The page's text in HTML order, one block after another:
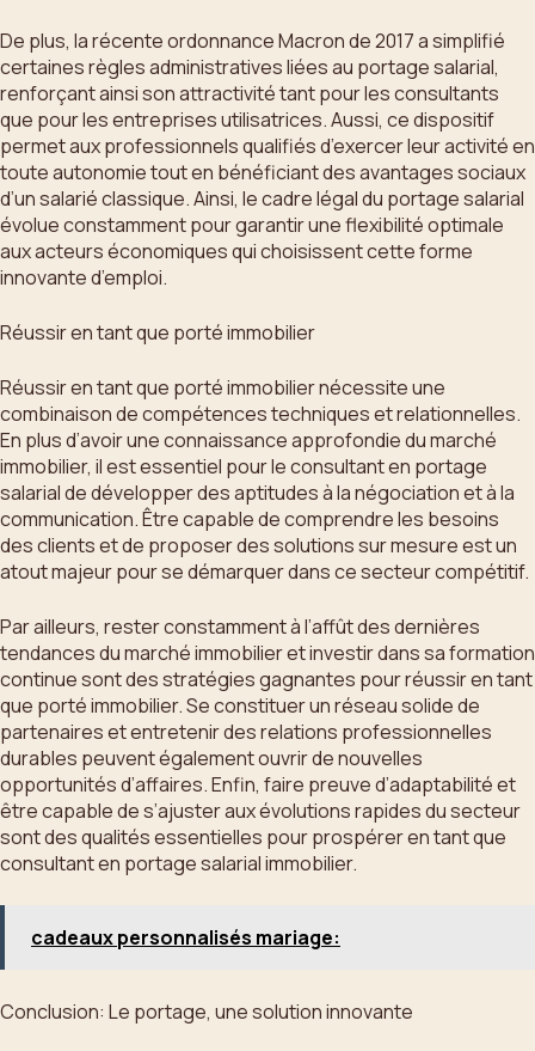
De plus, la récente ordonnance Macron de 2017 a simplifié
certaines règles administratives liées au portage salarial,
renforçant ainsi son attractivité tant pour les consultants
que pour les entreprises utilisatrices. Aussi, ce dispositif
permet aux professionnels qualifiés d’exercer leur activité en
toute autonomie tout en bénéficiant des avantages sociaux
d’un salarié classique. Ainsi, le cadre légal du portage salarial
évolue constamment pour garantir une flexibilité optimale
aux acteurs économiques qui choisissent cette forme
innovante d’emploi.
Réussir en tant que porté immobilier
Réussir en tant que porté immobilier nécessite une
combinaison de compétences techniques et relationnelles.
En plus d’avoir une connaissance approfondie du marché
immobilier, il est essentiel pour le consultant en portage
salarial de développer des aptitudes à la négociation et à la
communication. Être capable de comprendre les besoins
des clients et de proposer des solutions sur mesure est un
atout majeur pour se démarquer dans ce secteur compétitif.
Par ailleurs, rester constamment à l’affût des dernières
tendances du marché immobilier et investir dans sa formation
continue sont des stratégies gagnantes pour réussir en tant
que porté immobilier. Se constituer un réseau solide de
partenaires et entretenir des relations professionnelles
durables peuvent également ouvrir de nouvelles
opportunités d’affaires. Enfin, faire preuve d’adaptabilité et
être capable de s’ajuster aux évolutions rapides du secteur
sont des qualités essentielles pour prospérer en tant que
consultant en portage salarial immobilier.
cadeaux personnalisés mariage:
Conclusion: Le portage, une solution innovante